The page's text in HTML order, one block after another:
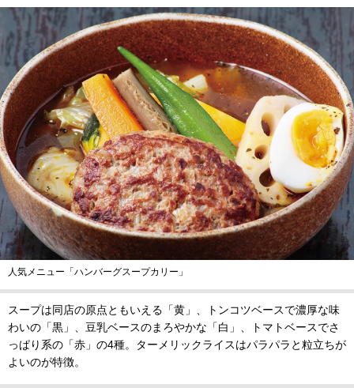
人気メニュー「ハンバーグスープカリー」
スープは同店の原点ともいえる「黄」、トンコツベースで濃厚な味
わいの「黒」、豆乳ベースのまろやかな「白」、トマトベースでさ
っぱり系の「赤」の4種。ターメリックライスはパラパラと粒立ちが
よいのが特徴。